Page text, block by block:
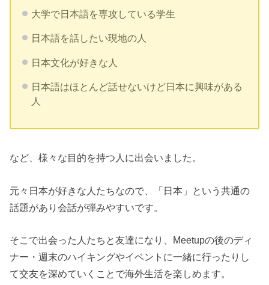
大学で日本語を専攻している学生
日本語を話したい現地の人
日本文化が好きな人
日本語はほとんど話せないけど日本に興味がある
人
など、様々な目的を持つ人に出会いました。
元々日本が好きな人たちなので、「日本」という共通の
話題があり会話が弾みやすいです。
そこで出会った人たちと友達になり、Meetupの後のディ
ナー・週末のハイキングやイベントに一緒に行ったりし
て交友を深めていくことで海外生活を楽しめます。